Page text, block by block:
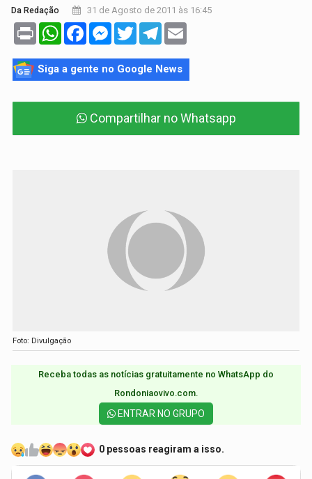
Da Redação 31 de Agosto de 2011 às 16:45
Print WhatsAppFacebookMessenger
TwitterTelegram
Siga a gente no Google News
Compartilhar no Whatsapp
Foto: Divulgação
Receba todas as notícias gratuitamente no WhatsApp do
Rondoniaovivo.com.​
ENTRAR NO GRUPO
0 pessoas reagiram a isso.